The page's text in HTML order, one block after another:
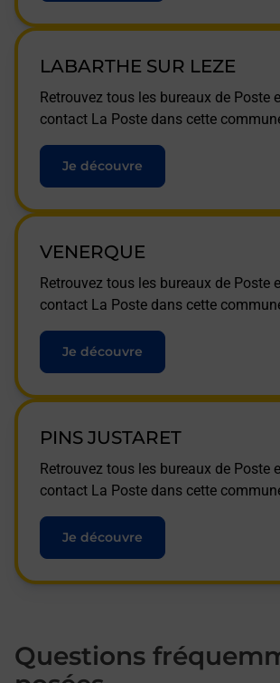
LABARTHE SUR LEZE
Retrouvez tous les bureaux de Poste
contact La Poste dans cette
Je découvre
VENERQUE
Retrouvez tous les bureaux de Poste
contact La Poste dans cette
Je découvre
PINS JUSTARET
Retrouvez tous les bureaux de Poste
contact La Poste dans cette
Je découvre
Questions